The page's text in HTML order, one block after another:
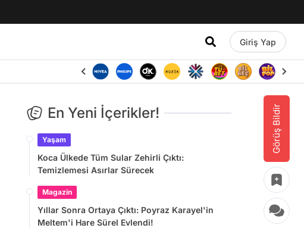
Giriş Yap
Görüş Bildir
En Yeni İçerikler!
Yaşam
Koca Ülkede Tüm Sular Zehirli Çıktı:
Temizlemesi Asırlar Sürecek
Magazin
Yıllar Sonra Ortaya Çıktı: Poyraz Karayel'in
Meltem'i Hare Sürel Evlendi!